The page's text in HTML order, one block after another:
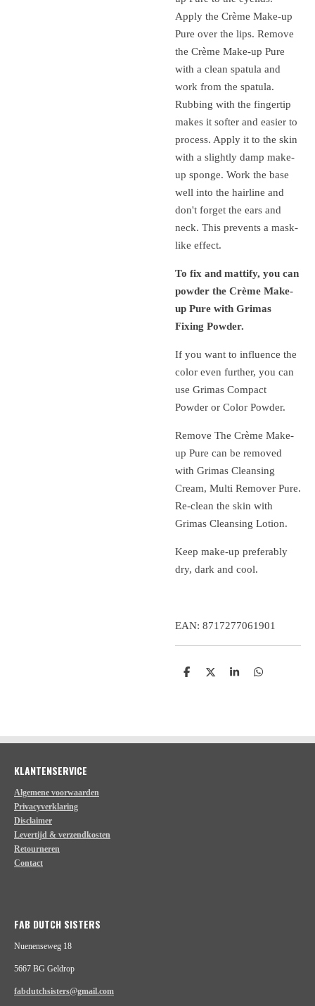
Apply the Crème Make-up
Pure over the lips. Remove
the Crème Make-up Pure
with a clean spatula and
work from the spatula.
Rubbing with the fingertip
makes it softer and easier to
process. Apply it to the skin
with a slightly damp make-
up sponge. Work the base
well into the hairline and
don't forget the ears and
neck. This prevents a mask-
like effect.
To fix and mattify, you can
powder the Crème Make-
up Pure with Grimas
Fixing Powder.
If you want to influence the
color even further, you can
use Grimas Compact
Powder or Color Powder.
Remove The Crème Make-
up Pure can be removed
with Grimas Cleansing
Cream, Multi Remover Pure.
Re-clean the skin with
Grimas Cleansing Lotion.
Keep make-up preferably
dry, dark and cool.
EAN: 8717277061901
D
D
S
D
KLANTENSERVICE
Algemene voorwaarden
Privacyverklaring
Disclaimer
Levertijd & verzendkosten
Retourneren
Contact
FAB DUTCH SISTERS
Nuenenseweg 18
5667 BG Geldrop
fabdutchsisters@gmail.com